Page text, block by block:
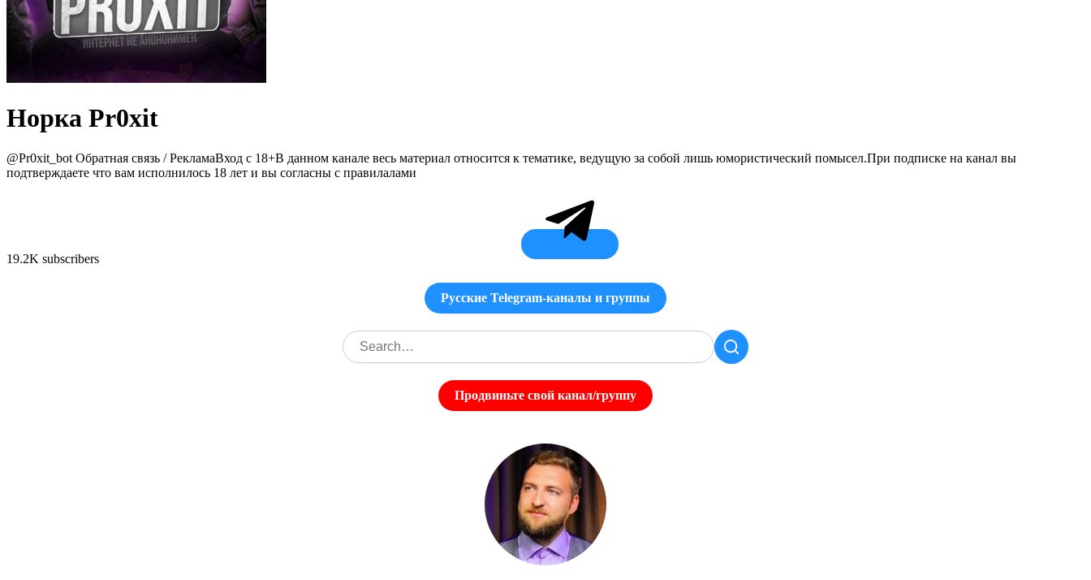
Норка Pr0xit
@Pr0xit_bot Обратная связь / РекламаВход с 18+В данном канале весь материал относится к тематике, ведущую за собой лишь юмористический помысел.При подписке на канал вы
подтверждаете что вам исполнилось 18 лет и вы согласны с правилалами
19.2K subscribers
Русские Telegram-каналы и группы
Продвиньте свой канал/группу